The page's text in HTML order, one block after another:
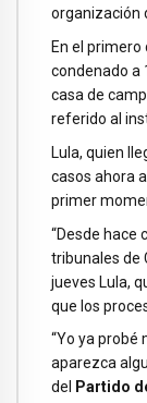
organización
En el
condenado a
casa de
referido al
Lula, quien
casos ahora
primer
“Desde hace
tribunales de
jueves Lula,
que los
“Yo ya probé
aparezca
del
Partido